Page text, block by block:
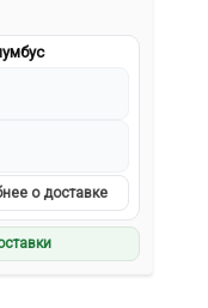
о доставке